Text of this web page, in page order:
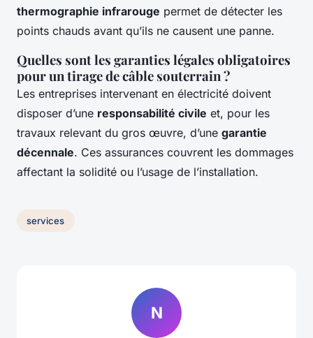
thermographie infrarouge permet de détecter les
points chauds avant qu’ils ne causent une panne.
Quelles sont les garanties légales obligatoires
pour un tirage de câble souterrain ?
Les entreprises intervenant en électricité doivent
disposer d’une responsabilité civile et, pour les
travaux relevant du gros œuvre, d’une garantie
décennale. Ces assurances couvrent les dommages
affectant la solidité ou l’usage de l’installation.
services
N